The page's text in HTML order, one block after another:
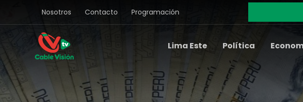
Nosotros Contacto Programación
Lima Este Política